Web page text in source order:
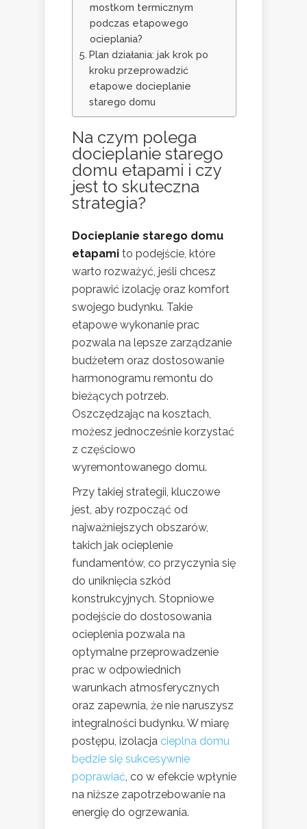
mostkom termicznym
podczas etapowego
ocieplania?
Plan działania: jak krok po
kroku przeprowadzić
etapowe docieplanie
starego domu
Na czym polega
docieplanie starego
domu etapami i czy
jest to skuteczna
strategia?
Docieplanie starego domu
etapami to podejście, które
warto rozważyć, jeśli chcesz
poprawić izolację oraz komfort
swojego budynku. Takie
etapowe wykonanie prac
pozwala na lepsze zarządzanie
budżetem oraz dostosowanie
harmonogramu remontu do
bieżących potrzeb.
Oszczędzając na kosztach,
możesz jednocześnie korzystać
z częściowo
wyremontowanego domu.
Przy takiej strategii, kluczowe
jest, aby rozpocząć od
najważniejszych obszarów,
takich jak ocieplenie
fundamentów, co przyczynia się
do uniknięcia szkód
konstrukcyjnych. Stopniowe
podejście do dostosowania
ocieplenia pozwala na
optymalne przeprowadzenie
prac w odpowiednich
warunkach atmosferycznych
oraz zapewnia, że nie naruszysz
integralności budynku. W miarę
postępu, izolacja cieplna domu
będzie się sukcesywnie
poprawiać, co w efekcie wpłynie
na niższe zapotrzebowanie na
energię do ogrzewania.